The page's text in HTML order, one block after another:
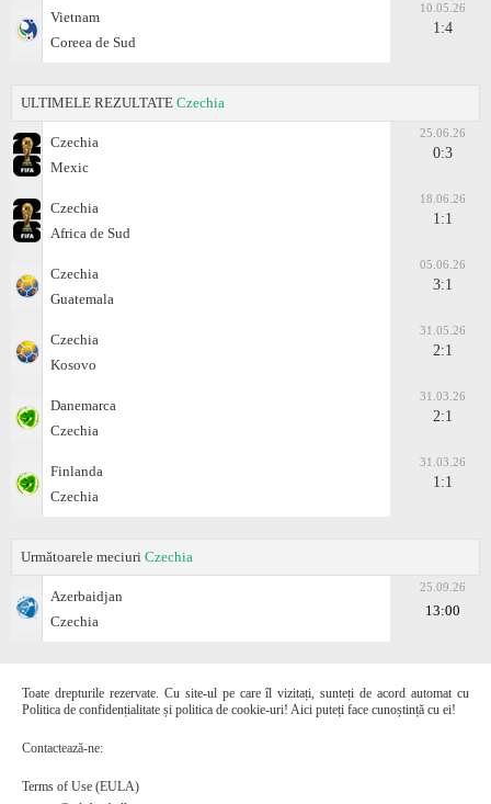
Vietnam
Coreea de Sud
10.05.26
1:4
ULTIMELE REZULTATE Czechia
Czechia
Mexic
25.06.26
0:3
Czechia
Africa de Sud
18.06.26
1:1
Czechia
Guatemala
05.06.26
3:1
Czechia
Kosovo
31.05.26
2:1
Danemarca
Czechia
31.03.26
2:1
Finlanda
Czechia
31.03.26
1:1
Următoarele meciuri Czechia
Azerbaidjan
Czechia
25.09.26
13:00
Toate drepturile rezervate. Cu site-ul pe care îl vizitați, sunteți de acord automat cu
Politica de confidențialitate și politica de cookie-uri! Aici puteți face cunoștință cu ei!
Contactează-ne:
Terms of Use (EULA)